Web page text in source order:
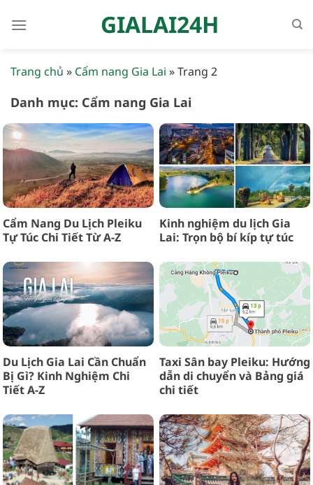
qua
GIALAI24H
Trang chủ » Cẩm nang Gia Lai »Trang 2
Danh mục: Cẩm nang Gia Lai
Cẩm Nang Du Lịch Pleiku
Tự Túc Chi Tiết Từ A-Z
Kinh nghiệm du lịch Gia
Lai: Trọn bộ bí kíp tự túc
Du Lịch Gia Lai Cần Chuẩn
Bị Gì? Kinh Nghiệm Chi
Tiết A-Z
Taxi Sân bay Pleiku: Hướng
dẫn di chuyển và Bảng giá
chi tiết